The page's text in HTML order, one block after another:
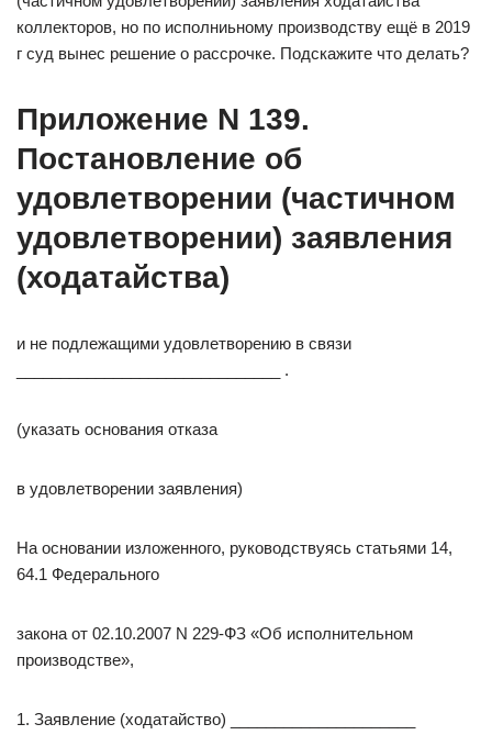
коллекторов, но по исполниьному производству ещё в 2019
г суд вынес решение о рассрочке. Подскажите что делать?
Приложение N 139.
Постановление об
удовлетворении (частичном
удовлетворении) заявления
(ходатайства)
и не подлежащими удовлетворению в связи
______________________________ .
(указать основания отказа
в удовлетворении заявления)
На основании изложенного, руководствуясь статьями 14,
64.1 Федерального
закона от 02.10.2007 N 229-ФЗ «Об исполнительном
производстве»,
1. Заявление (ходатайство) _____________________